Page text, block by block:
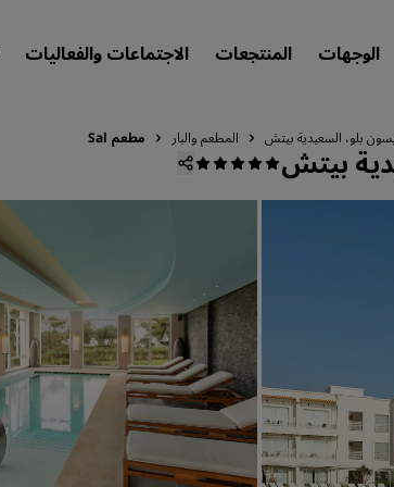
الوجهات المنتجعات الاجتماعات والفعاليات
بلو، السعيدية بيتش المطعم والبار مطعم Sal
بيتش